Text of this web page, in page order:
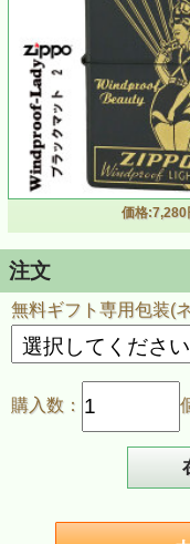
ZIPPO/人気の「
ウィンドプルーフ・
ルド BKM-1
・コレクターさん必
イター
・ウィンドプルーフ
レイズデルが出した
タバコに火をつける
中で愛されている
・ブラックマット＆
かしくも新しいおし
・細やかなイラスト
ず、金色の上に黒色
・マニア・コレクタ
・プレゼントにもお
価格:7,280
注文
無料ギフト専用包装(
購入数：